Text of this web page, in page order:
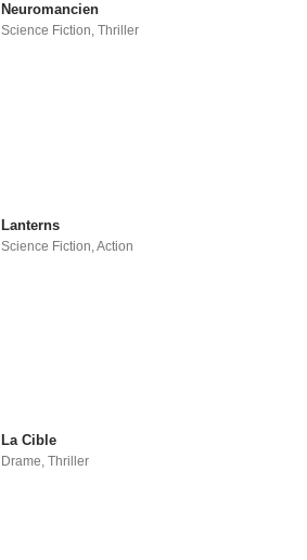
Neuromancien
Science Fiction,Thriller
Lanterns
Science Fiction ,Action
La Cible
Drame,Thriller